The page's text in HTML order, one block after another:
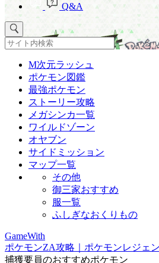
Q&A
M次元ラッシュ
ポケモン図鑑
最強ポケモン
ストーリー攻略
メガシンカ一覧
ワイルドゾーン
オヤブン
サイドミッション
マップ一覧
その他
御三家おすすめ
服一覧
ふしぎなおくりもの
GameWith
ポケモンZA攻略｜ポケモンレジェ
捕獲要員のおすすめポケモン